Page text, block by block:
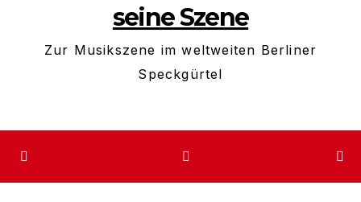
seine Szene
Zur Musikszene im weltweiten Berliner
Speckgürtel